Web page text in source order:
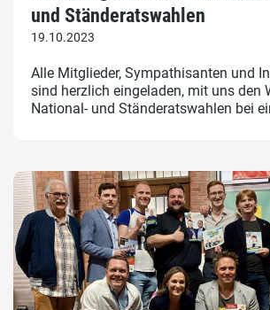
und Ständeratswahlen
19.10.2023
Alle Mitglieder, Sympathisanten und
sind herzlich eingeladen, mit uns den
National- und Ständeratswahlen bei